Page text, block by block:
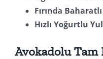
Fırında
Hızlı Yoğurtlu
Avokadolu Tam